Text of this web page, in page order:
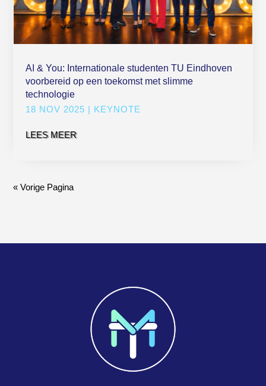
AI & You: Internationale studenten TU Eindhoven
voorbereid op een toekomst met slimme
technologie
18 NOV 2025 | KEYNOTE
LEES MEER
« Vorige Pagina